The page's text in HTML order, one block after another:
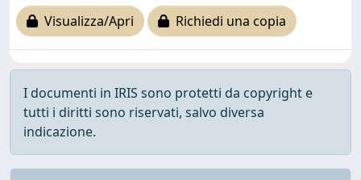
Visualizza/Apri
Richiedi una copia
I documenti in IRIS sono protetti da copyright e
tutti i diritti sono riservati, salvo diversa
indicazione.